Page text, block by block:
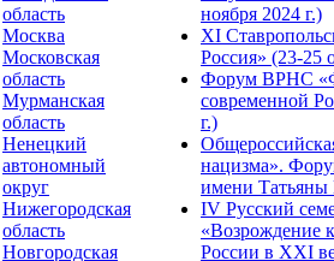
область
Москва
Московская
область
Мурманская
область
Ненецкий
автономный
округ
Нижегородская
область
Новгородская
ноября 2024 г.)
ХI
Россия» (23-25
Форум ВРНС
современной
г.)
нацизма».
имени Татьяны
IV Русский
«Возрождение
России в XXI